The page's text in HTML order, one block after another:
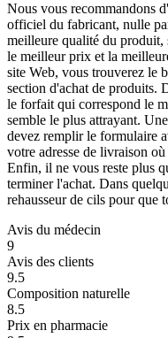
Nous vous recommandons
officiel du fabricant, nulle
meilleure qualité du produit,
le meilleur prix et la
site Web, vous trouverez le
section d'achat de produits.
le forfait qui correspond le
semble le plus attrayant.
devez remplir le formulaire
votre adresse de livraison
Enfin, il ne vous reste plus
terminer l'achat. Dans
rehausseur de cils pour que
Avis du médecin
9
Avis des clients
9.5
Composition naturelle
8.5
Prix ​​en pharmacie